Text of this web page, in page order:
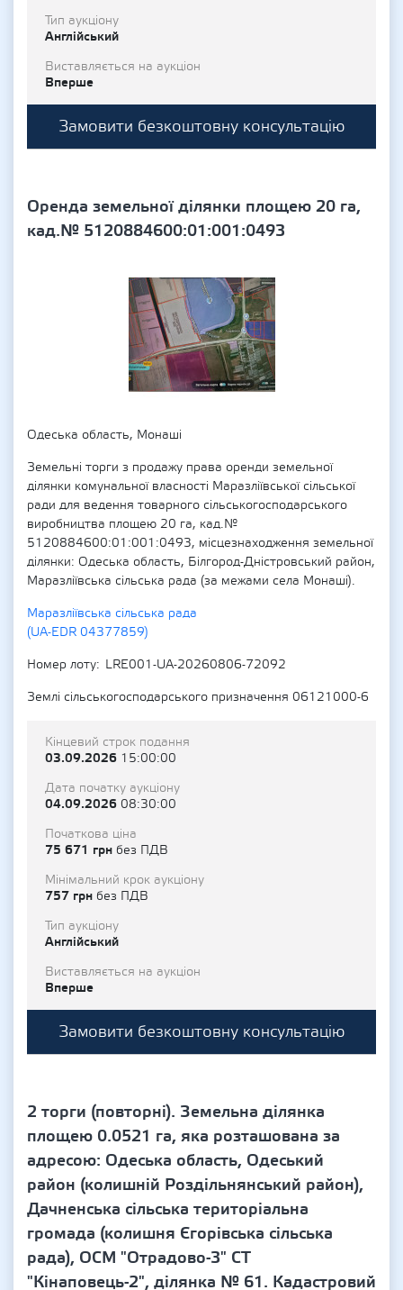
Тип аукціону
Англійський
Виставляється на аукціон
Вперше
Замовити безкоштовну консультацію
Оренда земельної ділянки площею 20 га,
кад.№ 5120884600:01:001:0493
Одеська область, Монаші
Земельні торги з продажу права оренди земельної
ділянки комунальної власності Маразліївської сільської
ради для ведення товарного сільськогосподарського
виробництва площею 20 га, кад.№
5120884600:01:001:0493, місцезнаходження земельної
ділянки: Одеська область, Білгород-Дністровський район,
Маразліївська сільська рада (за межами села Монаші).
Маразліївська сільська рада
(UA-EDR 04377859)
Номер лоту
LRE001-UA-20260806-72092
Землі сільськогосподарського призначення 06121000-6
Кінцевий строк подання
03.09.2026 15:00:00
Дата початку аукціону
04.09.2026 08:30:00
Початкова ціна
75 671 грн без ПДВ
Мінімальний крок аукціону
757 грн без ПДВ
Тип аукціону
Англійський
Виставляється на аукціон
Вперше
Замовити безкоштовну консультацію
2 торги (повторні). Земельна ділянка
площею 0.0521 га, яка розташована за
адресою: Одеська область, Одеський
район (колишній Роздільнянський район),
Дачненська сільська територіальна
громада (колишня Єгорівська сільська
рада), ОСМ "Отрадово-3" СТ
"Кінаповець-2", ділянка № 61. Кадастровий